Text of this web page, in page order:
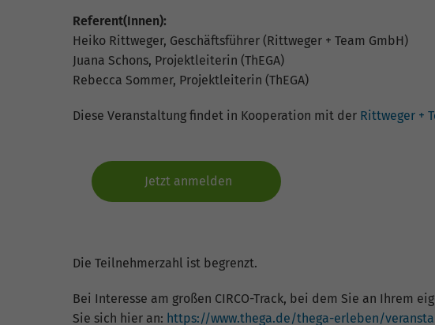
Referent(Innen):
Heiko Rittweger, Geschäftsführer (Rittweger + Team GmbH)
Juana Schons, Projektleiterin (ThEGA)
Rebecca Sommer, Projektleiterin (ThEGA)
Diese Veranstaltung findet in Kooperation mit der Rittweger +
Jetzt anmelden
Die Teilnehmerzahl ist begrenzt.
Bei Interesse am großen CIRCO-Track, bei dem Sie an Ihrem
Sie sich hier an: https://www.thega.de/thega-erleben/